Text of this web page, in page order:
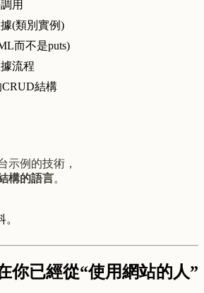
用
(類別實例)
而不是puts)
流程
結構
示例的技術，
構的語言。
你已經從“使用網站的人”